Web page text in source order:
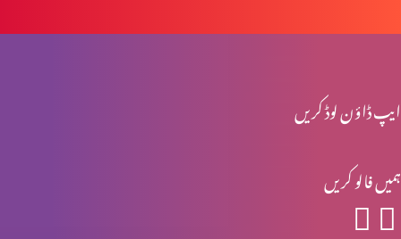
ایپ ڈاؤن لوڈ کریں
ہمیں فالو کریں